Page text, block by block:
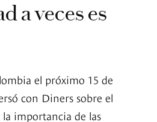
a veces es
el próximo 15 de
con Diners sobre el
importancia de las